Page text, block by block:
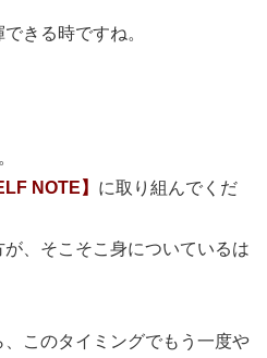
きる時ですね。
NOTE】 に取り組んでくだ
、そこそこ身についているは
、このタイミングでもう一度や